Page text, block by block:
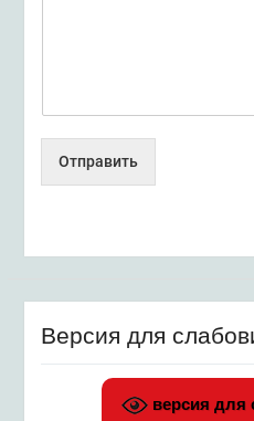
Отправить
Версия для
версия для